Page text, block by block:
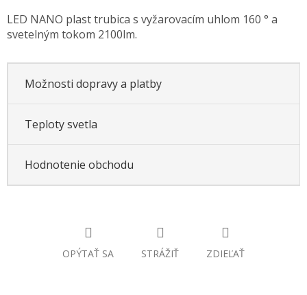
cena:
LED NANO plast trubica s vyžarovacím uhlom 160 ° a
svetelným tokom 2100lm.
Možnosti dopravy a platby
Teploty svetla
Hodnotenie obchodu
OPÝTAŤ SA STRÁŽIŤ ZDIEĽAŤ